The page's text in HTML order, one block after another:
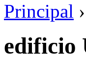
Principal ›
edificio